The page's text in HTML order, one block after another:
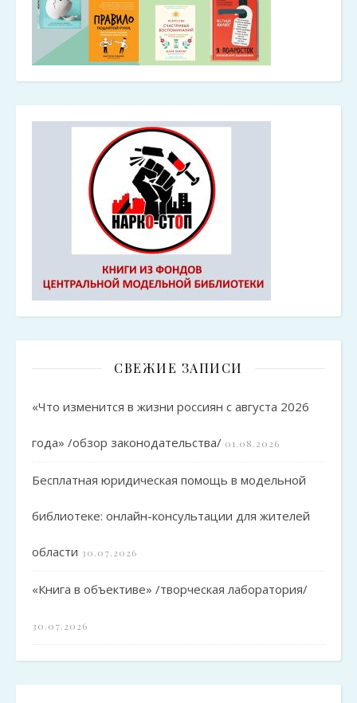
СВЕЖИЕ ЗАПИСИ
«Что изменится в жизни россиян с августа 2026
года» /обзор законодательства/ 01.08.2026
Бесплатная юридическая помощь в модельной
библиотеке: онлайн-консультации для жителей
области 30.07.2026
«Книга в объективе» /творческая лаборатория/
30.07.2026